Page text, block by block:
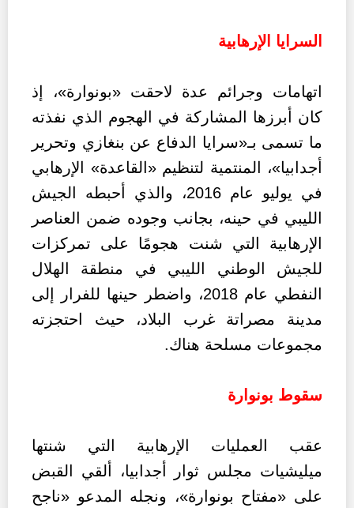
السرايا الإرهابية
اتهامات وجرائم عدة لاحقت «بونوارة»، إذ
كان أبرزها المشاركة في الهجوم الذي نفذته
ما تسمى بـ«سرايا الدفاع عن بنغازي وتحرير
أجدابيا»، المنتمية لتنظيم «القاعدة» الإرهابي
في يوليو عام 2016، والذي أحبطه الجيش
الليبي في حينه، بجانب وجوده ضمن العناصر
الإرهابية التي شنت هجومًا على تمركزات
للجيش الوطني الليبي في منطقة الهلال
النفطي عام 2018، واضطر حينها للفرار إلى
مدينة مصراتة غرب البلاد، حيث احتجزته
مجموعات مسلحة هناك.
سقوط بونوارة
عقب العمليات الإرهابية التي شنتها
ميليشيات مجلس ثوار أجدابيا، ألقي القبض
على «مفتاح بونوارة»، ونجله المدعو «ناجح